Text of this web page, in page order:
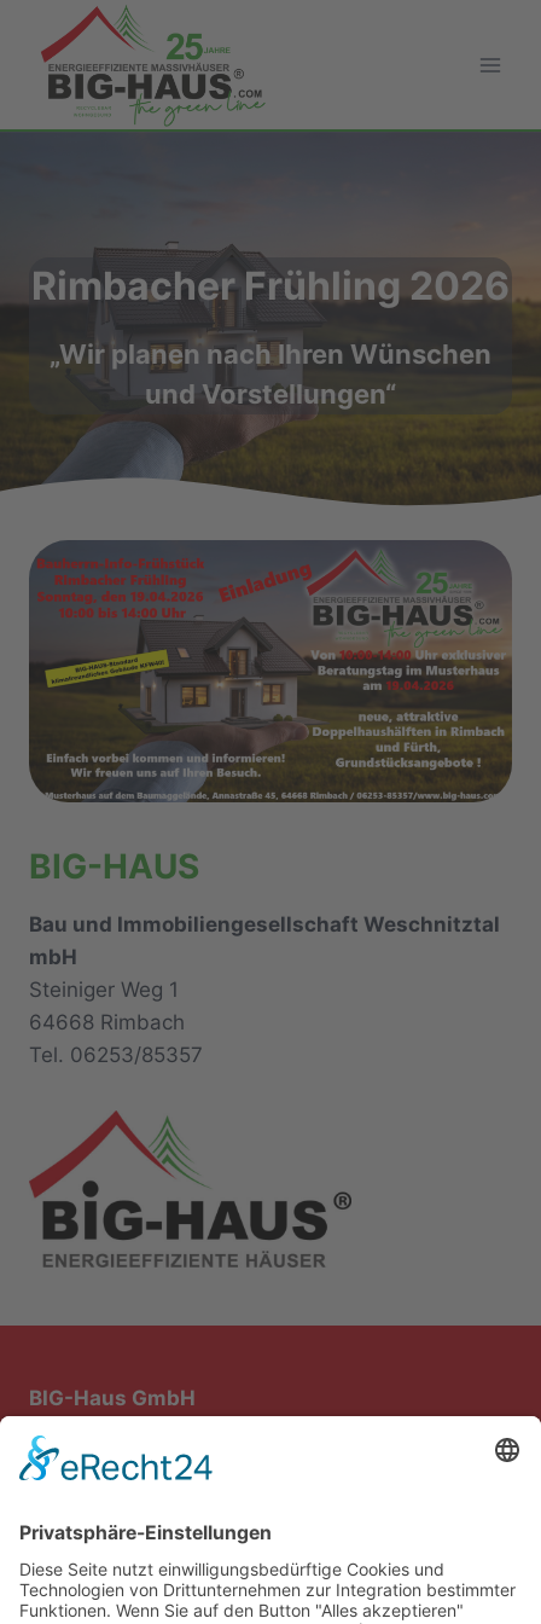
Inhalt
springen
Rimbacher Frühling 2026
„Wir planen nach Ihren Wünschen
und Vorstellungen“
BIG-HAUS
Bau und Immobiliengesellschaft Weschnitztal
mbH
Steiniger Weg 1
64668 Rimbach
Tel. 06253/85357
BIG-Haus GmbH
Bau- und Immobiliengesellschaft mbH
Steiniger Weg 1
Rufen Sie uns einfach unter